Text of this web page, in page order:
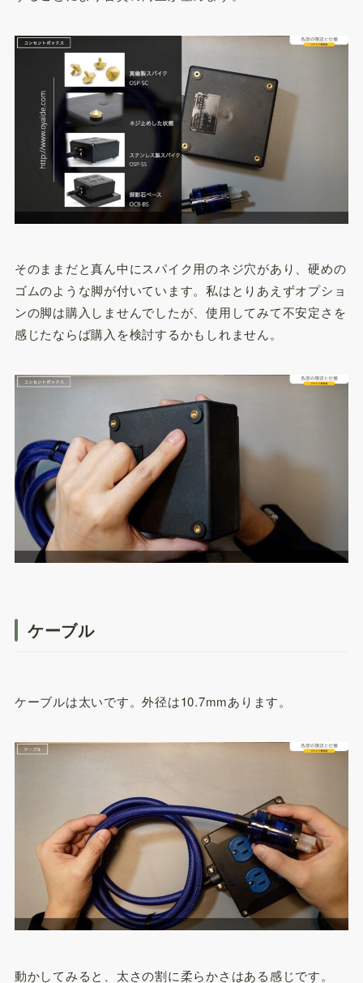
そのままだと真ん中にスパイク用のネジ穴があり、硬めの
ゴムのような脚が付いています。私はとりあえずオプショ
ンの脚は購入しませんでしたが、使用してみて不安定さを
感じたならば購入を検討するかもしれません。
ケーブル
ケーブルは太いです。外径は10.7mmあります。
動かしてみると、太さの割に柔らかさはある感じです。